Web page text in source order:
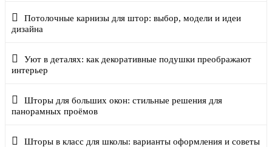
Потолочные карнизы для штор: выбор, модели и идеи
дизайна
Уют в деталях: как декоративные подушки преображают
интерьер
Шторы для больших окон: стильные решения для
панорамных проёмов
Шторы в класс для школы: варианты оформления и советы